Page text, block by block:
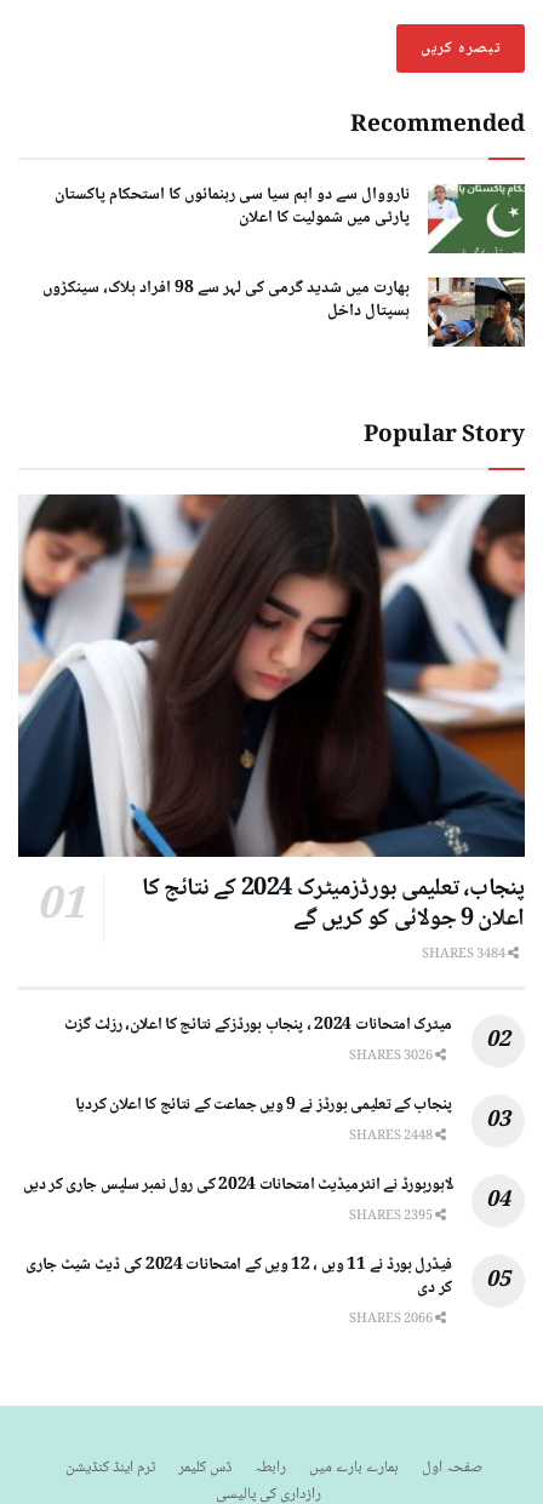
Recommended
نارووال سے دو اہم سیا سی رہنمائوں کا استحکام پاکستان
پارٹی میں شمولیت کا اعلان
بھارت میں شدید گرمی کی لہر سے 98 افراد ہلاک، سینکڑوں
ہسپتال داخل
Popular Story
پنجاب، تعلیمی بورڈزمیٹرک 2024 کے نتائج کا
اعلان 9 جولائی کو کریں گے
میٹرک امتحانات 2024 ، پنجاب بورڈزکے نتائج کا اعلان، رزلٹ گزٹ
پنجاب کے تعلیمی بورڈز نے 9 ویں جماعت کے نتائج کا اعلان کردیا
لاہوربورڈ نے انٹرمیڈیٹ امتحانات 2024 کی رول نمبر سلپس جاری کر دیں
فیڈرل بورڈ نے 11 ویں ، 12 ویں کے امتحانات 2024 کی ڈیٹ شیٹ جاری
کر دی
صفحہ اول ہمارے بارے میں رابطہ ڈس کلیمر
ٹرم اینڈ کنڈیشن
رازداری کی پالیسی